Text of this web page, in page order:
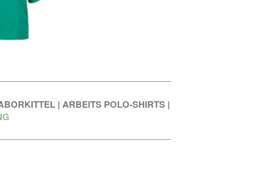
| ARBEITS POLO-SHIRTS |